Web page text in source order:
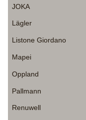
JOKA
Lägler
Listone Giordano
Mapei
Oppland
Pallmann
Renuwell